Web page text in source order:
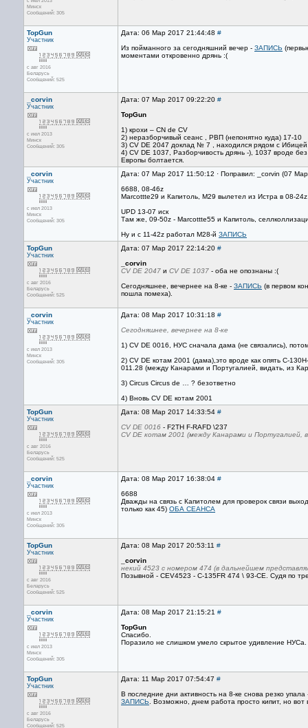
Минск
Сообщений: 305
TopGun
Участник
с авг 2016
Беларусь
Сообщений: 525
Дата: 06 Мар 2017 21:44:48 #
Из пойманного за сегодняшний вечер - ЗАПИСЬ
моментами откровенно дрянь :(
_corvin
Участник
с июл 2013
Минск
Сообщений: 305
Дата: 07 Мар 2017 09:22:20 #
TopGun
1) крохи – СN de CV
2) неразборчивый сеанс , РВП (непонятно куда) 17-10
3) CV DE 2047 доклад № 7 , находился рядом с
4) CV DE 1037, Разборчивость дрянь -), 1037 вроде
Европы болтается.
_corvin
Участник
с июл 2013
Минск
Сообщений: 305
Дата: 07 Мар 2017 11:50:12 · Поправил: _corvin (07
6688, 08-46z
Marcottte29 и Капитоль, M29 вылетел из Истра в 08-
UPD 13-07 иск
Там же, 09-50z - Marcottte55 и Капитоль,
Ну и с 11-42z работал M28-й ЗАПИСЬ
TopGun
Участник
с авг 2016
Беларусь
Сообщений: 525
Дата: 07 Мар 2017 22:14:20 #
_corvin
CV DE 2047 и CV DE 1037 - оба не опознаны :(
Сегодняшнее, вечернее на 8-ке - ЗАПИСЬ (в первом
пошла помеха).
_corvin
Участник
с июл 2013
Минск
Сообщений: 305
Дата: 08 Мар 2017 10:31:18 #
Сегодняшнее, вечернее на 8-ке
1) CV DE 0016, НУС сначала дама (не связались),
2) CV DE котам 2001 (дама),это вроде как опять C-
011.28 (между Канарами и Португалией, видать, из
3) Circus Circus de … ? безответно
4) Вновь CV DE котам 2001
TopGun
Участник
с авг 2016
Беларусь
Сообщений: 525
Дата: 08 Мар 2017 14:33:54 #
CV DE 0016 - F2TH F-RAFD \237
CV DE котам 2001 (между Канарами и Португалией,
_corvin
Участник
с июл 2013
Минск
Сообщений: 305
Дата: 08 Мар 2017 16:38:04 #
6688
Дважды на связь с Капитолем для проверок связи
только как 45) ОБА СЕАНСА
TopGun
Участник
с авг 2016
Беларусь
Сообщений: 525
Дата: 08 Мар 2017 20:53:11 #
_corvin
некий 4523 с номером 474 (в дальнейшем
Позывной - CEV4523 - C-135FR 474 \ 93-СЕ. Судя по
_corvin
Участник
с июл 2013
Минск
Сообщений: 305
Дата: 08 Мар 2017 21:15:21 #
TopGun
Спасибо.
Поразило не слишком умело скрытое удивление НУСа.
TopGun
Участник
с авг 2016
Беларусь
Сообщений: 525
Дата: 11 Мар 2017 07:54:47 #
В последние дни активность на 8-ке снова резко
ЗАПИСЬ . Возможно, днем работа просто кипит, но вот